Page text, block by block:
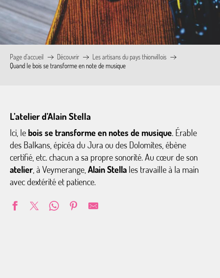
Page d’accueil Découvrir
Les artisans du pays thionvillois
Quand le bois se transforme en note de musique
L’atelier d’Alain Stella
Ici, le bois se transforme en notes de musique. Érable
des Balkans, épicéa du Jura ou des Dolomites, ébène
certifié, etc. chacun a sa propre sonorité. Au cœur de son
atelier , à Veymerange, Alain Stella les travaille à la main
avec dextérité et patience.